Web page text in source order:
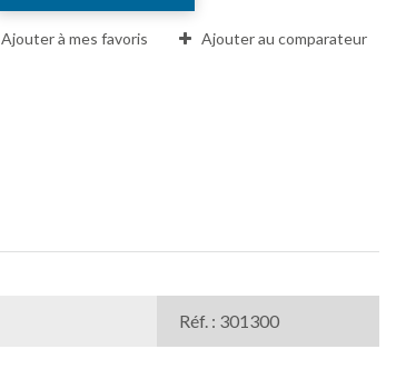
Ajouter à mes favoris Ajouter au comparateur
Réf. : 301300